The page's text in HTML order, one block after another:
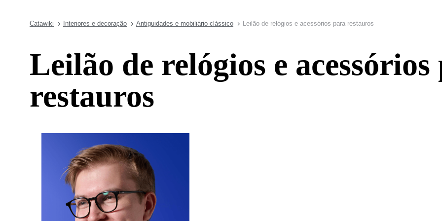
Catawiki Interiores e decoração Antiguidades e mobiliário clássico Leilão de relógios e acessórios para restauros
Leilão de relógios e
restauros